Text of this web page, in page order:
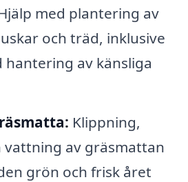
med plantering av
och träd, inklusive
hantering av känsliga
Klippning,
vattning av gräsmattan
grön och frisk året